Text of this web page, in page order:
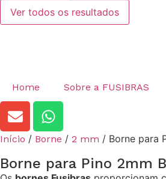
Ver todos os resultados
Home Sobre a FUSIBRAS
Início / Borne / 2 mm / Borne para
Borne para Pino 2mm